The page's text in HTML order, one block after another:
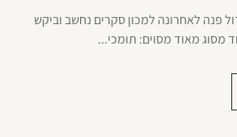
פנה לאחרונה למכון סקרים נחשב וביקש
מסוג מאוד מסוים: תומכי...